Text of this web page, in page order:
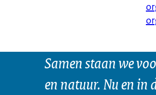
Samen staan we
en natuur. Nu en in